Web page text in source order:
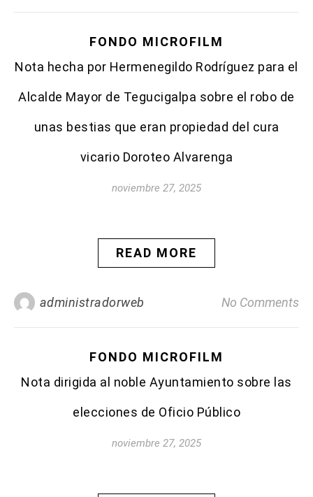
FONDO MICROFILM
Nota hecha por Hermenegildo Rodríguez para el
Alcalde Mayor de Tegucigalpa sobre el robo de
unas bestias que eran propiedad del cura
vicario Doroteo Alvarenga
noviembre 27, 2025
READ MORE
administradorweb No Comments
FONDO MICROFILM
Nota dirigida al noble Ayuntamiento sobre las
elecciones de Oficio Público
noviembre 27, 2025